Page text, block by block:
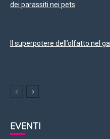
dei parassiti nei pets
Il superpotere dell’olfatto nel
EVENTI